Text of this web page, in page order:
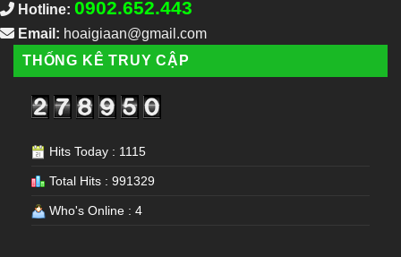
Hotline: 0902.652.443
Email: hoaigiaan@gmail.com
THỐNG KÊ TRUY CẬP
Hits Today : 1115
Total Hits : 991329
Who's Online : 4